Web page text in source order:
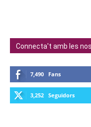
Connecta't amb les
7,490 Fans
3,252 Seguidors